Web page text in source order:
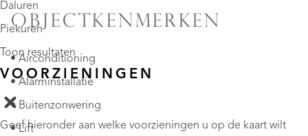
OBJECTKENMERKEN
• Airconditioning
• Alarminstallatie
• Buitenzonwering
• Lift
Daluren
Piekuren
Toon resultaten
VOORZIENINGEN
Geef hieronder aan welke voorzieningen u op de kaart wilt